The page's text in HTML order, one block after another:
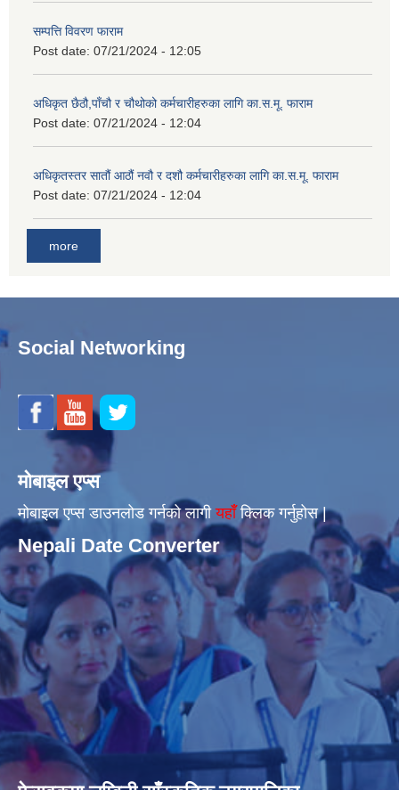
सम्पत्ति विवरण फाराम
Post date: 07/21/2024 - 12:05
अधिकृत छैठौ,पाँचौ र चौथोको कर्मचारीहरुका लागि का.स.मू. फाराम
Post date: 07/21/2024 - 12:04
अधिकृतस्तर सातौं आठौं नवौ र दशौ कर्मचारीहरुका लागि का.स.मू. फाराम
Post date: 07/21/2024 - 12:04
more
Social Networking
मोबाइल एप्स
मोबाइल एप्स डाउनलोड गर्नको लागीयहाँँक्लिक गर्नुहोस |
Nepali Date Converter